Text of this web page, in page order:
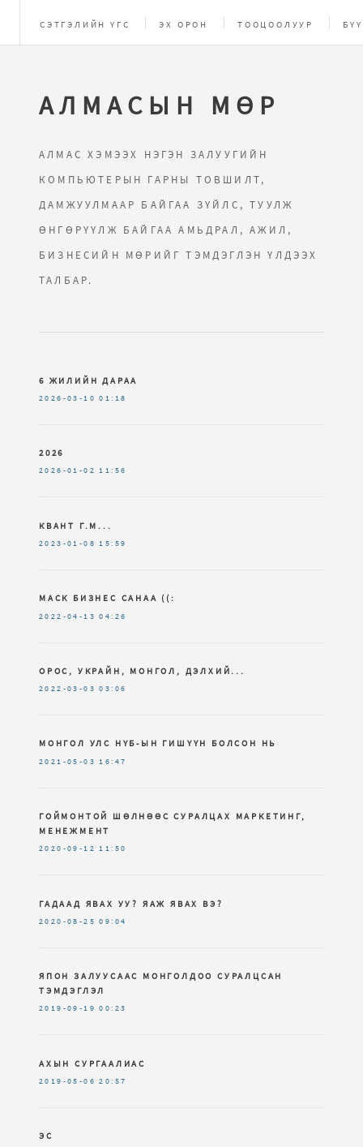
СЭТГЭЛИЙН ҮГС ЭХ ОРОН ТООЦООЛУУР
АЛМАСЫН МӨР
АЛМАС ХЭМЭЭХ НЭГЭН ЗАЛУУГИЙН
КОМПЬЮТЕРЫН ГАРНЫ ТОВШИЛТ,
ДАМЖУУЛМААР БАЙГАА ЗҮЙЛС, ТУУЛЖ
ӨНГӨРҮҮЛЖ БАЙГАА АМЬДРАЛ, АЖИЛ,
БИЗНЕСИЙН МӨРИЙГ ТЭМДЭГЛЭН ҮЛДЭЭХ
ТАЛБАР.
6 ЖИЛИЙН ДАРАА
2026-03-10 01:18
2026
2026-01-02 11:56
КВАНТ Г.М...
2023-01-08 15:59
МАСК БИЗНЕС САНАА ((:
2022-04-13 04:26
ОРОС, УКРАЙН, МОНГОЛ, ДЭЛХИЙ...
2022-03-03 03:06
МОНГОЛ УЛС НҮБ-ЫН ГИШҮҮН БОЛСОН НЬ
2021-05-03 16:47
ГОЙМОНТОЙ ШӨЛНӨӨС СУРАЛЦАХ МАРКЕТИНГ,
МЕНЕЖМЕНТ
2020-09-12 11:50
ГАДААД ЯВАХ УУ? ЯАЖ ЯВАХ ВЭ?
2020-08-25 09:04
ЯПОН ЗАЛУУСААС МОНГОЛДОО СУРАЛЦСАН
ТЭМДЭГЛЭЛ
2019-09-19 00:23
АХЫН СУРГААЛИАС
2019-05-06 20:57
ЭС